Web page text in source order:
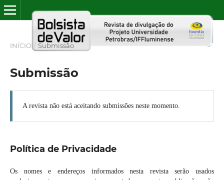
INÍCIO / Submissão
Submissão
A revista não está aceitando submissões neste momento.
Política de Privacidade
Os nomes e endereços informados nesta revista serão usados